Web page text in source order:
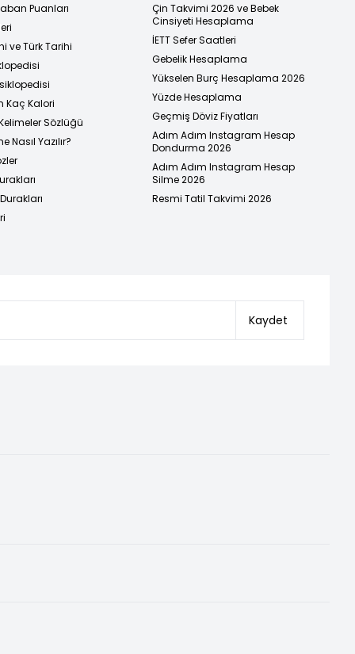
Puanları
ve Türk Tarihi
Kaç Kalori
Sözlüğü
Nasıl Yazılır?
Çin Takvimi 2026 ve Bebek
Cinsiyeti Hesaplama
İETT Sefer Saatleri
Gebelik Hesaplama
Yükselen Burç Hesaplama 2026
Yüzde Hesaplama
Geçmiş Döviz Fiyatları
Adım Adım Instagram Hesap
Dondurma 2026
Adım Adım Instagram Hesap
Silme 2026
Resmi Tatil Takvimi 2026
Kaydet